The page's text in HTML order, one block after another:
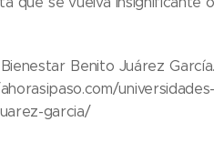
Benito Juárez García.
universidades-
garcia/